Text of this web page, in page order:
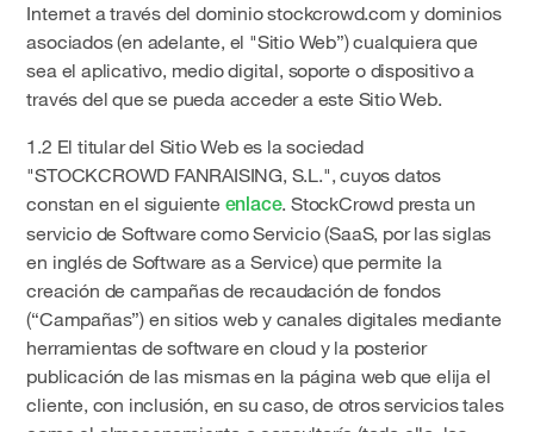
Internet a través del dominio stockcrowd.com y dominios
asociados (en adelante, el "Sitio Web”) cualquiera que
sea el aplicativo, medio digital, soporte o dispositivo a
través del que se pueda acceder a este Sitio Web.
1.2 El titular del Sitio Web es la sociedad
"STOCKCROWD FANRAISING, S.L.", cuyos datos
constan en el siguiente enlace. StockCrowd presta un
servicio de Software como Servicio (SaaS, por las siglas
en inglés de Software as a Service) que permite la
creación de campañas de recaudación de fondos
(“Campañas”) en sitios web y canales digitales mediante
herramientas de software en cloud y la posterior
publicación de las mismas en la página web que elija el
cliente, con inclusión, en su caso, de otros servicios tales